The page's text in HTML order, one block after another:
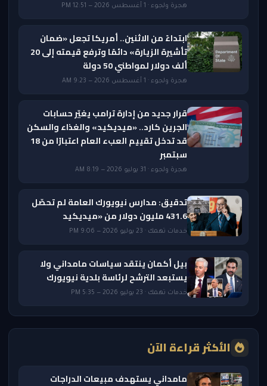
هجرة ولجوء · 1 أغسطس 2026 — 12:51 PM
ابتداءً من الاثنين.. أمريكا تجعل «ضمان
تأشيرة الزيارة» دائمًا وترفع قيمته إلى 20
ألف دولار لمواطني 50 دولة
هجرة ولجوء · 1 أغسطس 2026 — 9:23 AM
قرار جديد من إدارة ترامب يغيّر حسابات
الجرين كارد.. «ميديكيد» والغذاء والسكن
قد تدخل تقييم العبء العام اعتبارًا من 18
سبتمبر
هجرة ولجوء · 31 يوليو 2026 — 8:19 AM
تدقيق: مدارس نيويورك العامة لم تحصّل
431.6 مليون دولار من «ميديكيد
خدمات تهمك · 23 يوليو 2026 — 9:06 PM
بيل أكمان ينتقد سياسات مامداني ولا
يستبعد الترشح لرئاسة بلدية نيويورك
خدمات تهمك · 23 يوليو 2026 — 5:35 PM
الأكثر قراءة الآن
مامداني يستهدف مبيعات الدراجات